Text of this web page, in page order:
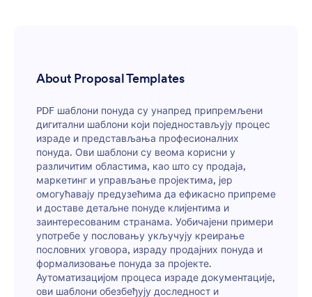
About Proposal Templates
PDF шаблони понуда су унапред припремљени
дигитални шаблони који поједностављују процес
израде и представљања професионалних
понуда. Ови шаблони су веома корисни у
различитим областима, као што су продаја,
маркетинг и управљање пројектима, јер
омогућавају предузећима да ефикасно припреме
и доставе детаљне понуде клијентима и
заинтересованим странама. Уобичајени примери
употребе у пословању укључују креирање
пословних уговора, израду продајних понуда и
формализовање понуда за пројекте.
Аутоматизацијом процеса израде документације,
ови шаблони обезбеђују доследност и